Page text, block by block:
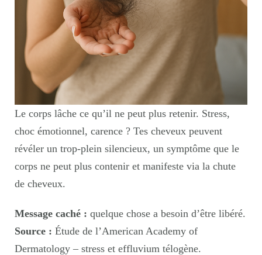
Le corps lâche ce qu’il ne peut plus retenir. Stress,
choc émotionnel, carence ? Tes cheveux peuvent
révéler un trop-plein silencieux, un symptôme que le
corps ne peut plus contenir et manifeste via la chute
de cheveux.
Message caché : quelque chose a besoin d’être libéré.
Source : Étude de l’American Academy of
Dermatology – stress et effluvium télogène.